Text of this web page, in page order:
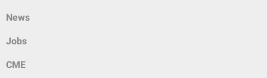
News
Jobs
CME